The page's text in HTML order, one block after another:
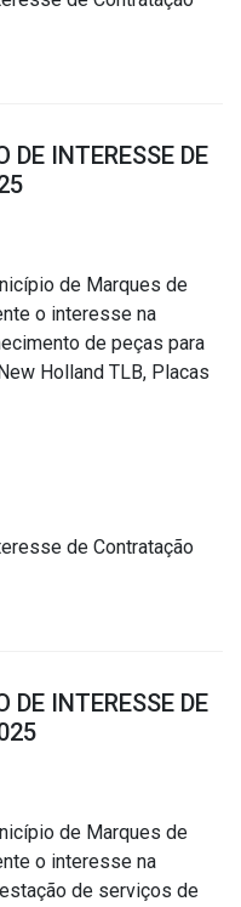
INTERESSE DE
de Marques de
o interesse na
de peças para
Holland TLB, Placas
de Contratação
INTERESSE DE
de Marques de
o interesse na
de serviços de